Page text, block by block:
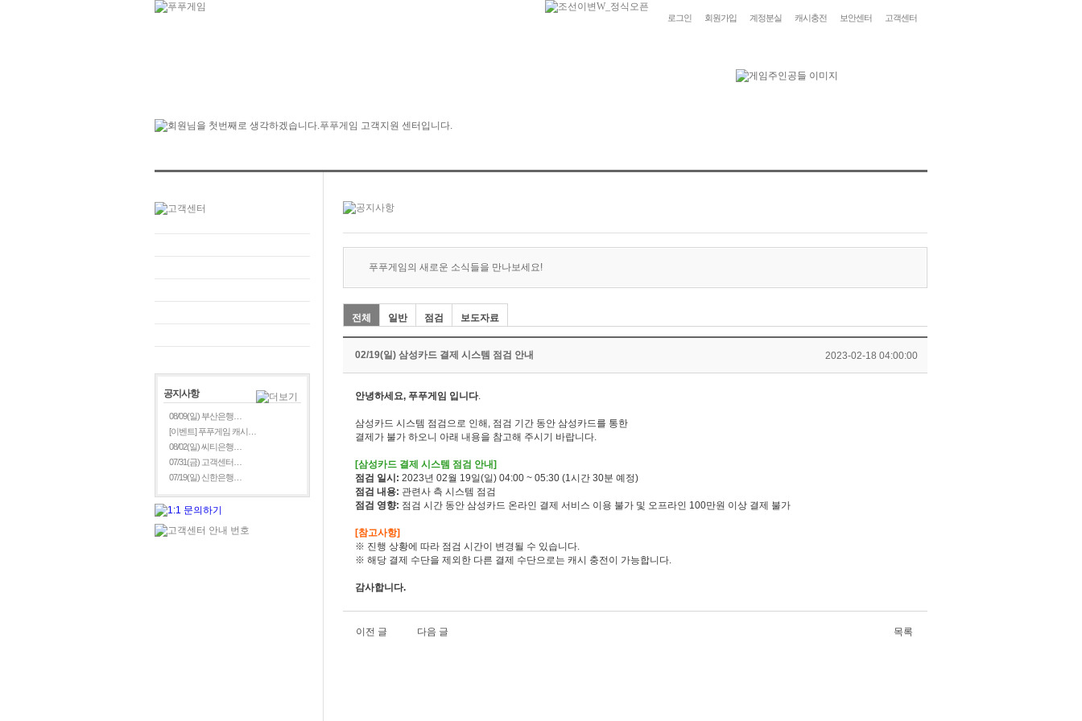
로그인 회원가입 계정분실 캐시충전 보안센터 고객센터
공지사항
08/09(일) 부산은행…
[이벤트] 푸푸게임 캐시…
08/02(일) 씨티은행…
07/31(금) 고객센터…
07/19(일) 신한은행…
푸푸게임의 새로운 소식들을 만나보세요!
전체 일반 점검 보도자료
02/19(일) 삼성카드 결제 시스템 점검 안내 2023-02-18 04:00:00
안녕하세요, 푸푸게임 입니다.
삼성카드 시스템 점검으로 인해, 점검 기간 동안 삼성카드를 통한
결제가 불가 하오니 아래 내용을 참고해 주시기 바랍니다.
[삼성카드 결제 시스템 점검 안내]
점검 일시: 2023년 02월 19일(일) 04:00 ~ 05:30 (1시간 30분 예정)
점검 내용: 관련사 측 시스템 점검
점검 영향: 점검 시간 동안 삼성카드 온라인 결제 서비스 이용 불가 및 오프라인 100만원 이상 결제 불가
[참고사항]
※ 진행 상황에 따라 점검 시간이 변경될 수 있습니다.
※ 해당 결제 수단을 제외한 다른 결제 수단으로는 캐시 충전이 가능합니다.
감사합니다.
이전 글 다음 글 목록